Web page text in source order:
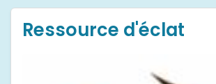
Ressource d'éclat